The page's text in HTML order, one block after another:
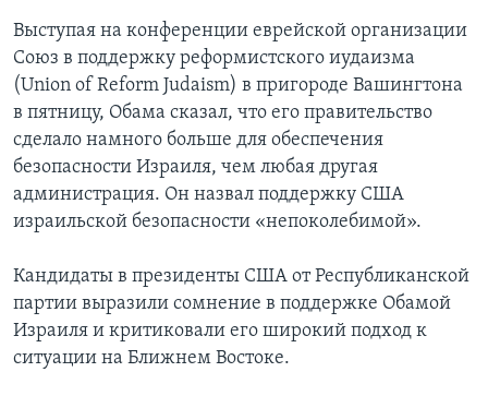
Выступая на конференции еврейской организации
Союз в поддержку реформистского иудаизма
(Union of Reform Judaism) в пригороде Вашингтона
в пятницу, Обама сказал, что его правительство
сделало намного больше для обеспечения
безопасности Израиля, чем любая другая
администрация. Он назвал поддержку США
израильской безопасности «непоколебимой».
Кандидаты в президенты США от Республиканской
партии выразили сомнение в поддержке Обамой
Израиля и критиковали его широкий подход к
ситуации на Ближнем Востоке.